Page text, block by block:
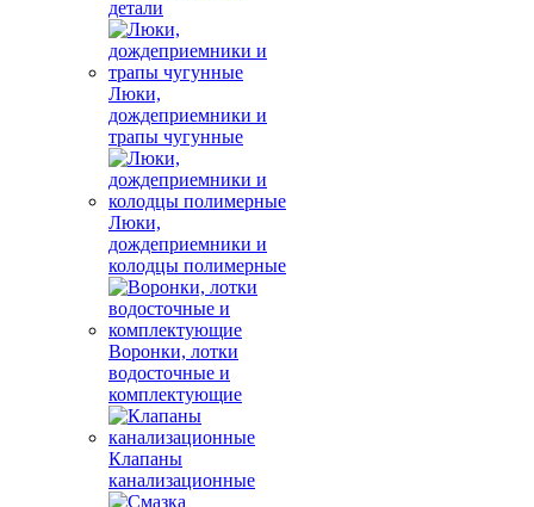
детали
Люки,
дождеприемники и
трапы чугунные
Люки,
дождеприемники и
колодцы полимерные
Воронки, лотки
водосточные и
комплектующие
Клапаны
канализационные